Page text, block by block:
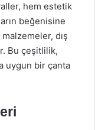
hem estetik
beğenisine
dış
Bu çeşitlilik,
uygun bir çanta